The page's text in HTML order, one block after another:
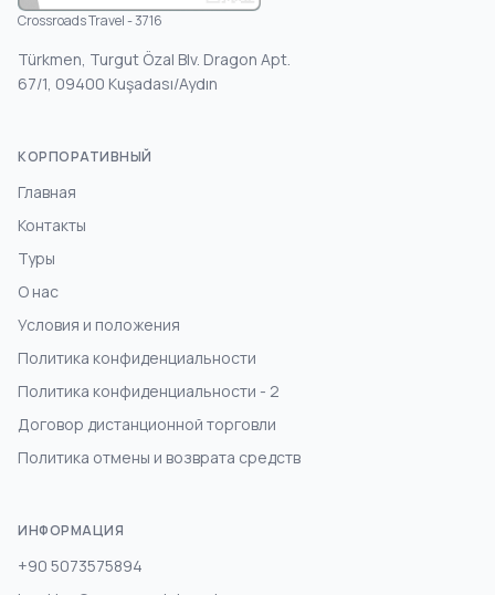
Crossroads Travel - 3716
Türkmen, Turgut Özal Blv. Dragon Apt.
67/1, 09400 Kuşadası/Aydın
КОРПОРАТИВНЫЙ
Главная
Контакты
Туры
О нас
Условия и положения
Политика конфиденциальности
Политика конфиденциальности - 2
Договор дистанционной торговли
Политика отмены и возврата средств
ИНФОРМАЦИЯ
+90 5073575894